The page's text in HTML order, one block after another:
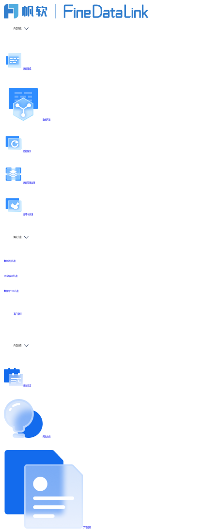
产品功能
数据集成
数据开发
数据服务
数据管理治理
部署与运维
解决方案
数仓建设方案
全链路实时方案
数据资产API方案
客户案例
产品动态
更新日志
帮助文档
学习视频